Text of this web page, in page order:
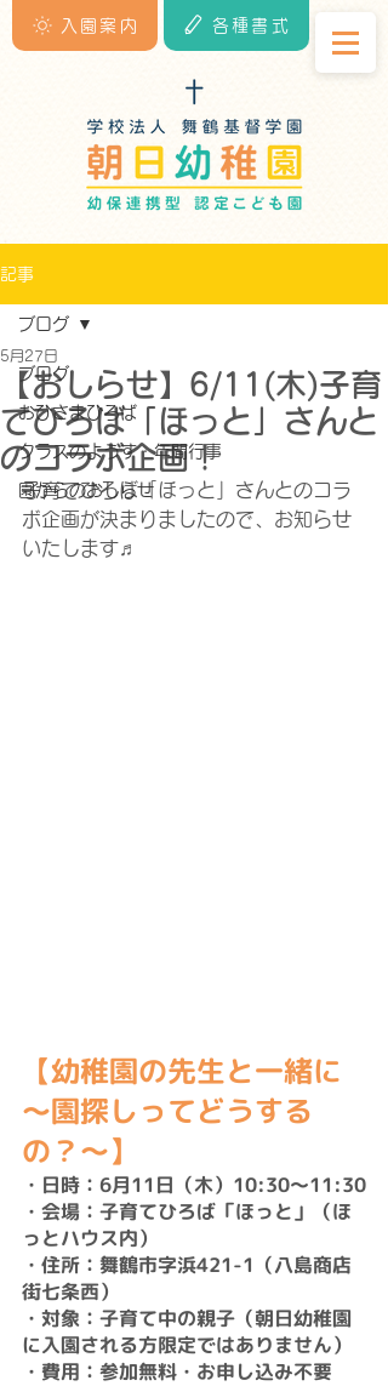
入園案内 各種書式
記事
ブログ
おひさまひろば
クラスのようす・年間行事
園からのおしらせ
ブログ
【おしらせ】6/11(木)子育
てひろば「ほっと」さんと
のコラボ企画！
5月27日
子育てひろば「ほっと」さんとのコラ
ボ企画が決まりましたので、お知らせ
いたします♬
【幼稚園の先生と一緒に
～園探しってどうする
の？～】
・日時：6月11日（木）10:30～11:30
・会場：子育てひろば「ほっと」（ほ
っとハウス内）
・住所：舞鶴市字浜421-1（八島商店
街七条西）
・対象：子育て中の親子（朝日幼稚園
に入園される方限定ではありません）
・費用：参加無料・お申し込み不要